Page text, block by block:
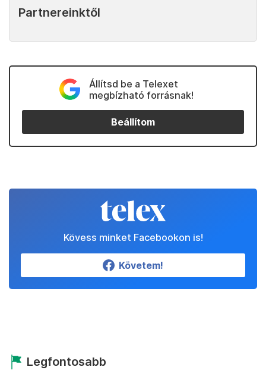
Partnereinktől
Állítsd be a Telexet
megbízható forrásnak!
Beállítom
Kövess minket Facebookon is!
Követem!
Legfontosabb